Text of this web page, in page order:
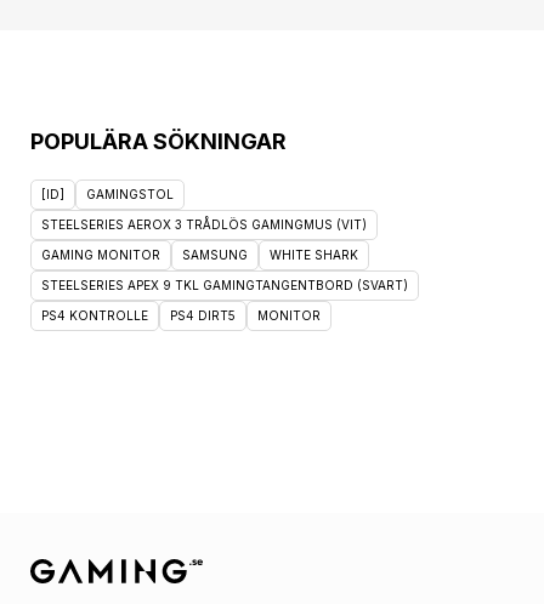
POPULÄRA SÖKNINGAR
[ID] GAMINGSTOL
STEELSERIES AEROX 3 TRÅDLÖS GAMINGMUS (VIT)
GAMING MONITOR SAMSUNG WHITE SHARK
STEELSERIES APEX 9 TKL GAMINGTANGENTBORD (SVART)
PS4 KONTROLLE PS4 DIRT5 MONITOR